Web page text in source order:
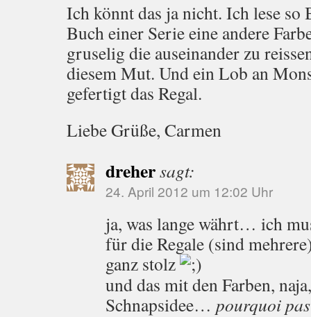
Ich könnt das ja nicht. Ich lese so
Buch einer Serie eine andere
gruselig die auseinander zu
diesem Mut. Und ein Lob an
gefertigt das Regal.
Liebe Grüße, Carmen
drehersagt:
24. April 2012 um 12:02 Uhr
ja, was lange währt… ich
für die Regale (sind
ganz stolz
und das mit den Farben,
Schnapsidee… pourquoi